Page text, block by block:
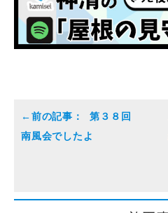
第３８回
南風会でしたよ